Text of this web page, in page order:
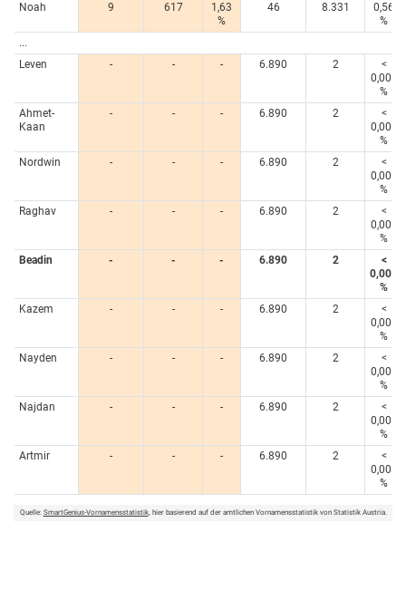
Noah
9 617
1,63
%
46 8.331
0,56
%
...
Leven
- - - 6.890 2
<
0,005
%
Ahmet-
Kaan
- - - 6.890 2
<
0,005
%
Nordwin
- - - 6.890 2
<
0,005
%
Raghav
- - - 6.890 2
<
0,005
%
Beadin
- - - 6.890 2
<
0,005
%
Kazem
- - - 6.890 2
<
0,005
%
Nayden
- - - 6.890 2
<
0,005
%
Najdan
- - - 6.890 2
<
0,005
%
Artmir
- - - 6.890 2
<
0,005
%
Quelle: SmartGenius-Vornamensstatistik, hier basierend auf der amtlichen Vornamensstatistik von Statistik Austria.